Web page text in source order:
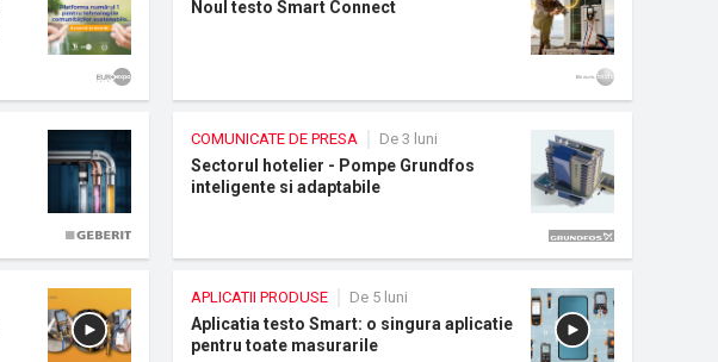
Noul testo Smart Connect
COMUNICATE DE PRESA De 3 luni
Sectorul hotelier - Pompe Grundfos
inteligente si adaptabile
APLICATII PRODUSE De 5 luni
Aplicatia testo Smart: o singura aplicatie
pentru toate masurarile